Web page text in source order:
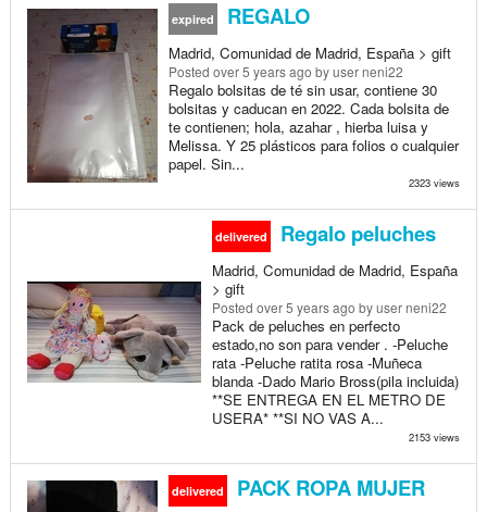
expired REGALO
Madrid, Comunidad de Madrid, España > gift
Posted over 5 years ago by user neni22
Regalo bolsitas de té sin usar, contiene 30
bolsitas y caducan en 2022. Cada bolsita de
te contienen; hola, azahar , hierba luisa y
Melissa. Y 25 plásticos para folios o cualquier
papel. Sin...
2323 views
delivered Regalo peluches
Madrid, Comunidad de Madrid, España
> gift
Posted over 5 years ago by user neni22
Pack de peluches en perfecto
estado,no son para vender . -Peluche
rata -Peluche ratita rosa -Muñeca
blanda -Dado Mario Bross(pila incluida)
**SE ENTREGA EN EL METRO DE
USERA* **SI NO VAS A...
2153 views
delivered PACK ROPA MUJER